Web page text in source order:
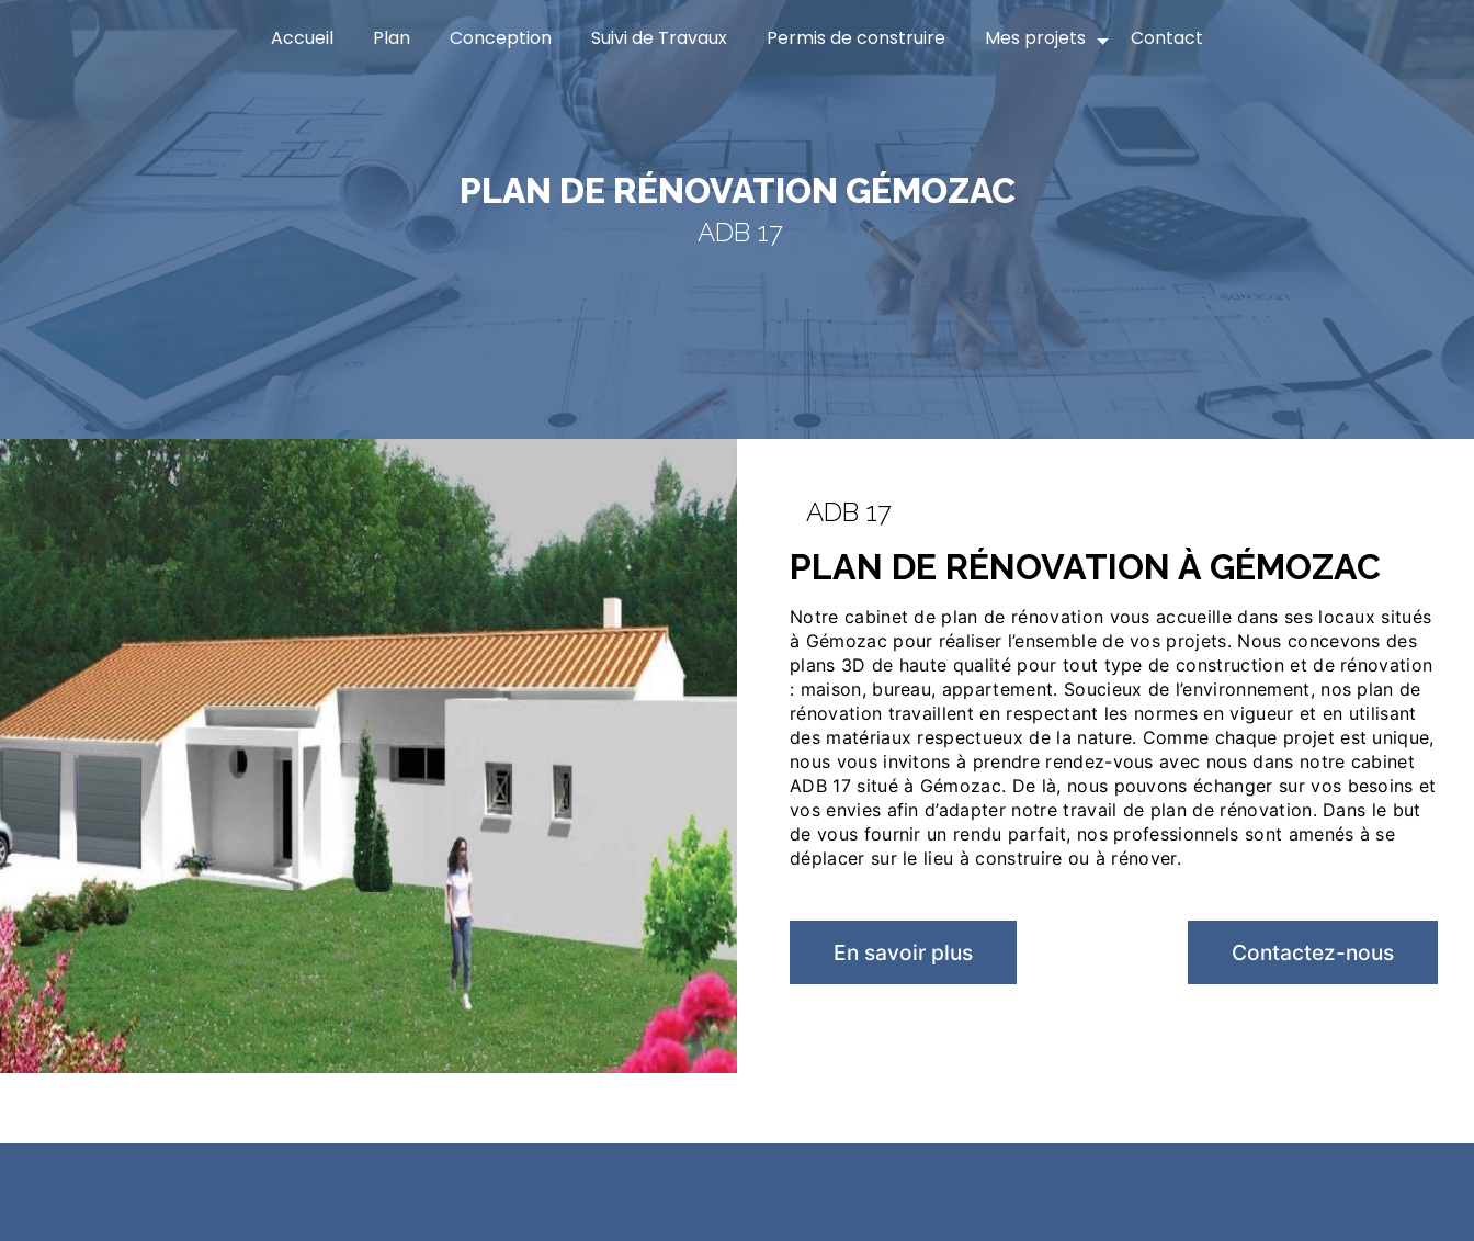
Accueil Plan Conception Suivi de Travaux Permis de construire Mes projets Contact
PLAN DE RÉNOVATION GÉMOZAC
ADB 17
ADB 17
PLAN DE RÉNOVATION À GÉMOZAC
Notre cabinet de plan de rénovation vous accueille dans ses locaux situés
à Gémozac pour réaliser l’ensemble de vos projets. Nous concevons des
plans 3D de haute qualité pour tout type de construction et de rénovation
: maison, bureau, appartement. Soucieux de l’environnement, nos plan de
rénovation travaillent en respectant les normes en vigueur et en utilisant
des matériaux respectueux de la nature. Comme chaque projet est unique,
nous vous invitons à prendre rendez-vous avec nous dans notre cabinet
ADB 17 situé à Gémozac. De là, nous pouvons échanger sur vos besoins et
vos envies afin d’adapter notre travail de plan de rénovation. Dans le but
de vous fournir un rendu parfait, nos professionnels sont amenés à se
déplacer sur le lieu à construire ou à rénover.
En savoir plus Contactez-nous